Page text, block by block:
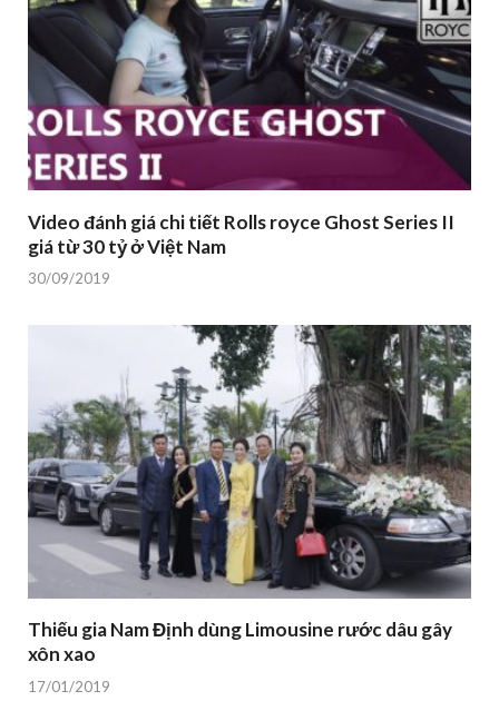
Video đánh giá chi tiết Rolls royce Ghost Series II
giá từ 30 tỷ ở Việt Nam
30/09/2019
Thiếu gia Nam Định dùng Limousine rước dâu gây
xôn xao
17/01/2019